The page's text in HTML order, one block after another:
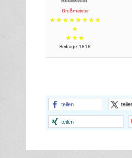
Großmeister
★★★★★★★★
★
★★★
Beiträge: 1818
teilen
teilen